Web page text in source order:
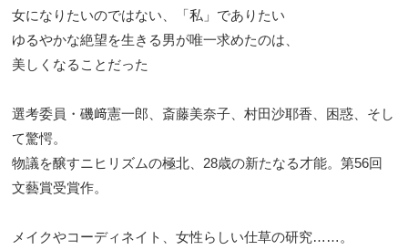
女になりたいのではない、「私」でありたい
ゆるやかな絶望を生きる男が唯一求めたのは、
美しくなることだった
選考委員・磯﨑憲一郎、斎藤美奈子、村田沙耶香、困惑、そし
て驚愕。
物議を醸すニヒリズムの極北、28歳の新たなる才能。第56回
文藝賞受賞作。
メイクやコーディネイト、女性らしい仕草の研究……。